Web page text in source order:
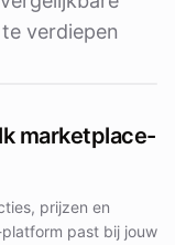
verdiepen
marketplace-
prijzen en
past bij jouw